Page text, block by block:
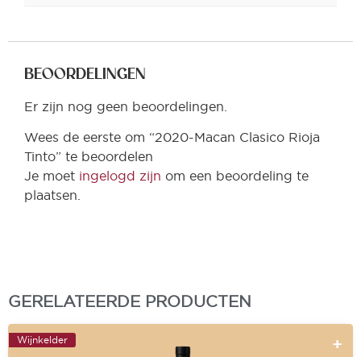
BEOORDELINGEN
Er zijn nog geen beoordelingen.
Wees de eerste om “2020-Macan Clasico Rioja
Tinto” te beoordelen
Je moet ingelogd zijn om een beoordeling te
plaatsen.
GERELATEERDE PRODUCTEN
Wijnkelder